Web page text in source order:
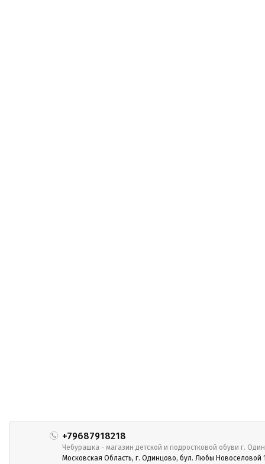
+79687918218
Чебурашка - магазин детской и подростковой обуви г.
Московская Область, г. Одинцово, бул. Любы Новоселовой